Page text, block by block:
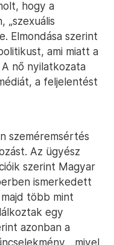
hogy a
„szexuális
Elmondása szerint
ami miatt a
nő nyilatkozata
a feljelentést
szeméremsértés
Az ügyész
szerint Magyar
ismerkedett
több mint
egy
azonban a
„mivel